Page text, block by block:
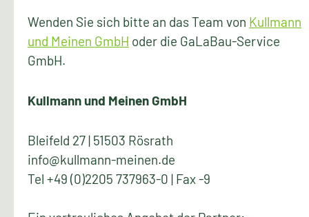
Wenden Sie sich bitte an das Team von Kullmann
und Meinen GmbH oder die GaLaBau-Service
GmbH.
Kullmann und Meinen GmbH
Bleifeld 27 | 51503 Rösrath
info@kullmann-meinen.de
Tel +49 (0)2205 737963-0 | Fax -9